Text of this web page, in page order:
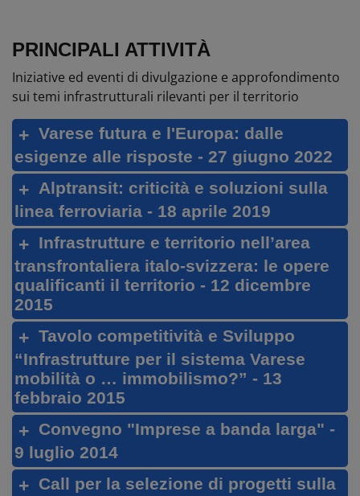
PRINCIPALI ATTIVITÀ
Iniziative ed eventi di divulgazione e approfondimento
sui temi infrastrutturali rilevanti per il territorio
Varese futura e l'Europa: dalle
esigenze alle risposte - 27 giugno 2022
Alptransit: criticità e soluzioni sulla
linea ferroviaria - 18 aprile 2019
Infrastrutture e territorio nell’area
transfrontaliera italo-svizzera: le opere
qualificanti il territorio - 12 dicembre
2015
Tavolo competitività e Sviluppo
“Infrastrutture per il sistema Varese
mobilità o … immobilismo?” - 13
febbraio 2015
Convegno "Imprese a banda larga" -
9 luglio 2014
Call per la selezione di progetti sulla